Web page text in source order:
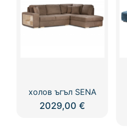
холов ъгъл SENA
2029,00€